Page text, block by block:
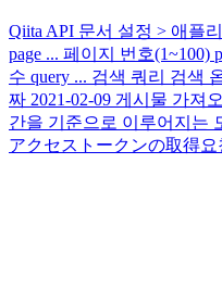
Qiita API 문서 설정 > 애플
page ... 페이지 번호(1~100)
수 query ... 검색 쿼리 검색
짜 2021-02-09 게시물 가져
간을 기준으로 이루어지는
アクセストークンの取得요